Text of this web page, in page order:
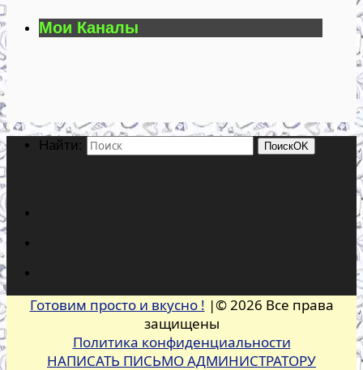
Мои Каналы
Найти: ПоискOK
Готовим просто и вкусно ! |© 2026 Все права
защищены
Политика конфиденциальности
НАПИСАТЬ ПИСЬМО АДМИНИСТРАТОРУ